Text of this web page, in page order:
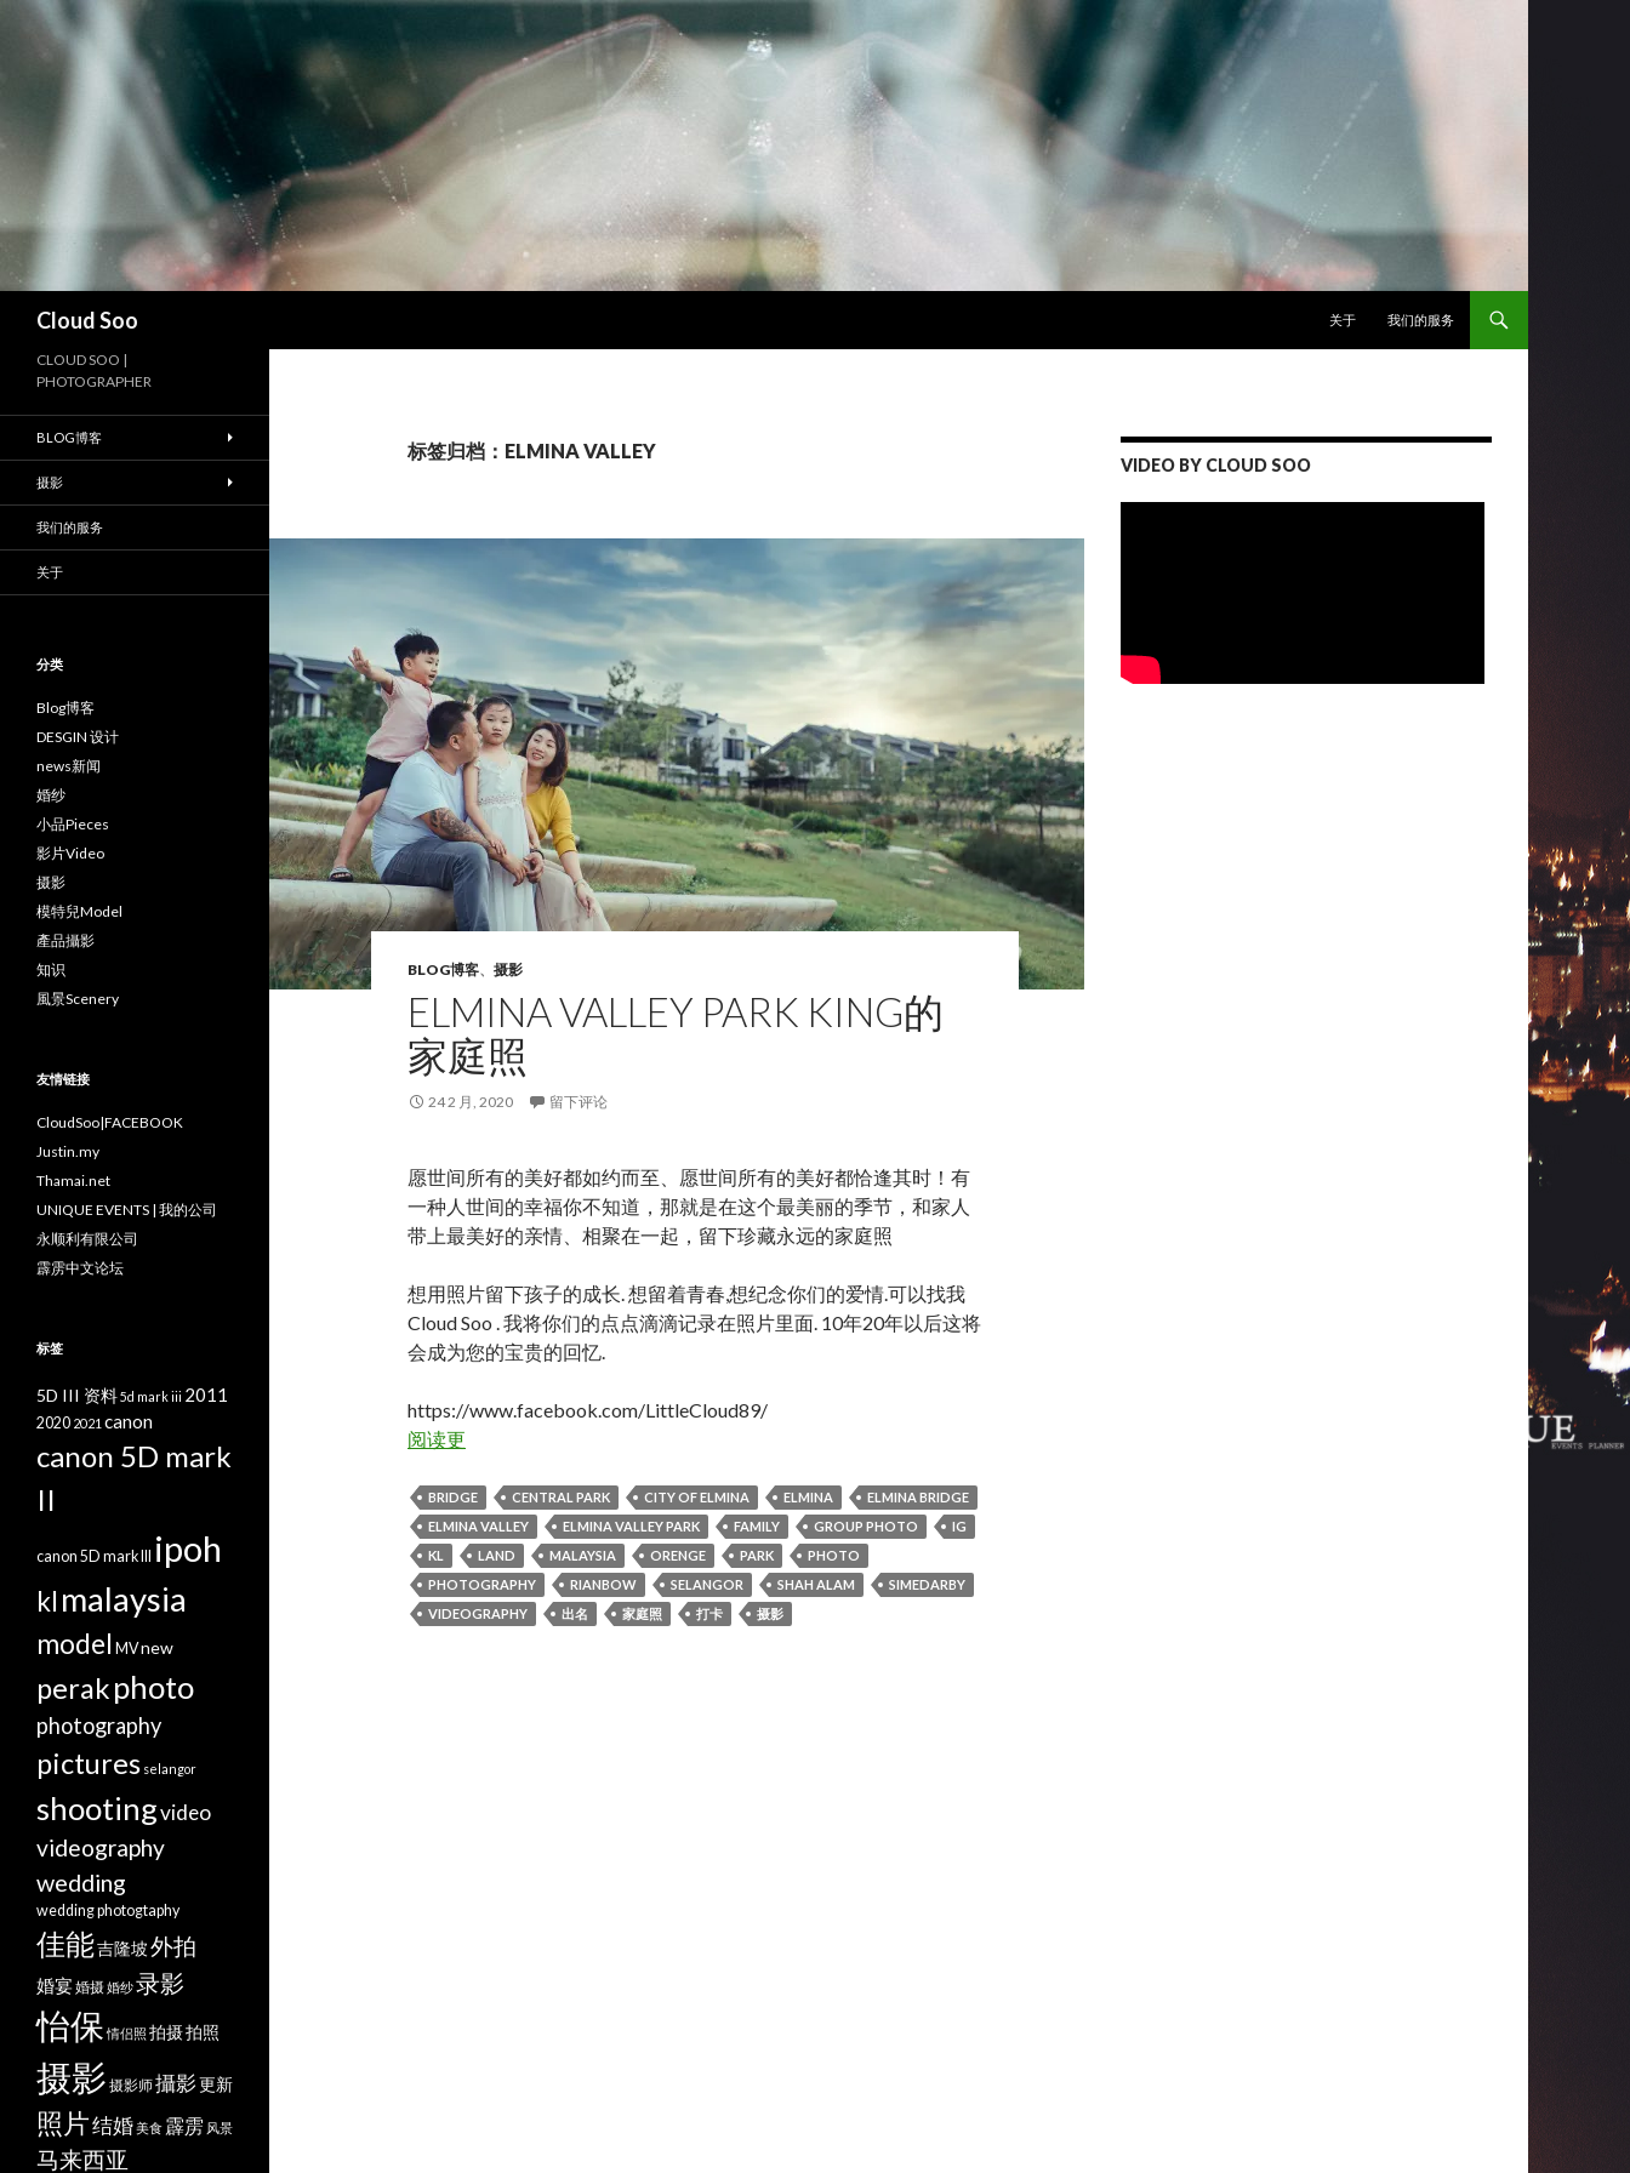
Cloud Soo
关于
我们的服务
标签归档：ELMINA VALLEY
BLOG博客、 摄影
ELMINA VALLEY PARK KING的
家庭照
24 2 月, 2020 留下评论
愿世间所有的美好都如约而至、愿世间所有的美好都恰逢其时！有
一种人世间的幸福你不知道，那就是在这个最美丽的季节，和家人
带上最美好的亲情、相聚在一起，留下珍藏永远的家庭照
想用照片留下孩子的成长. 想留着青春,想纪念你们的爱情.可以找我
Cloud Soo . 我将你们的点点滴滴记录在照片里面. 10年20年以后这将
会成为您的宝贵的回忆.
https://www.facebook.com/LittleCloud89/
阅读更
BRIDGE CENTRAL PARK CITY OF ELMINA ELMINA
ELMINA BRIDGE
ELMINA VALLEY
ELMINA VALLEY PARK FAMILY GROUP PHOTO
IG
KL
LAND MALAYSIA ORENGE PARK
PHOTO
PHOTOGRAPHY
RIANBOW SELANGOR SHAH ALAM
SIMEDARBY
VIDEOGRAPHY
出名 家庭照 打卡 摄影
VIDEO BY CLOUD SOO
CLOUD SOO |
PHOTOGRAPHER
BLOG博客
摄影
我们的服务
关于
分类
Blog博客
DESGIN 设计
news新闻
婚纱
小品Pieces
影片Video
摄影
模特兒Model
產品攝影
知识
風景Scenery
友情链接
CloudSoo|FACEBOOK
Justin.my
Thamai.net
UNIQUE EVENTS | 我的公司
永顺利有限公司
霹雳中文论坛
标签
5D III 资料5d mark iii 2011
2020 2021 canon
canon 5D mark
II
canon 5D mark III ipoh
kl malaysia
model MVnew
perakphoto
photography
pictures selangor
shootingvideo
videography
wedding
wedding photogtaphy
佳能吉隆坡外拍
婚宴婚摄婚纱录影
怡保 情侣照 拍摄拍照
摄影 摄影师攝影更新
照片结婚美食 霹雳 风景
马来西亚